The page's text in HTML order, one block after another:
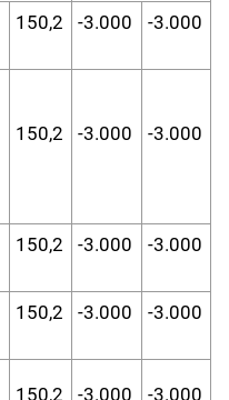
150,2 -3.000 -3.000
150,2 -3.000 -3.000
150,2 -3.000 -3.000
150,2 -3.000 -3.000
150,2 -3.000 -3.000